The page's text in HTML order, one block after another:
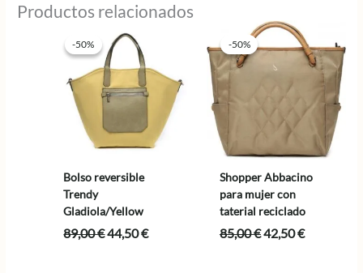
Productos relacionados
-50%
-50%
Bolso reversible
Trendy
Gladiola/Yellow
89,00€El
44,50€El
-50%
-50%
Shopper Abbacino
para mujer con
taterial reciclado
85,00€El
42,50€El